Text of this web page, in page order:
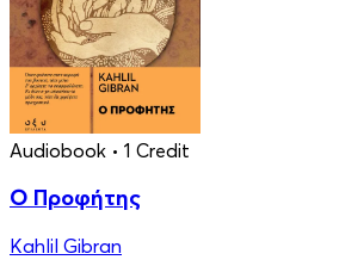
Audiobook • 1 Credit
Ο Προφήτης
Kahlil Gibran